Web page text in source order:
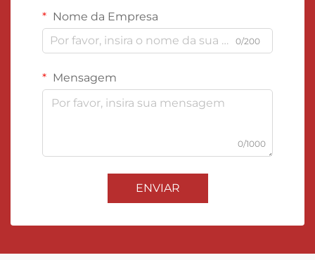
Nome da Empresa
0/200
Mensagem
0/1000
ENVIAR